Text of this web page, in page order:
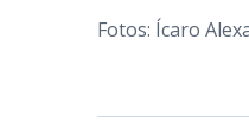
Fotos: Ícaro